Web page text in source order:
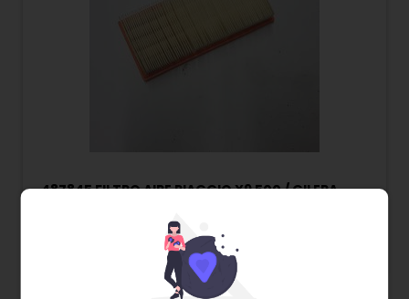
487845 FILTRO AIRE PIAGGIO X9 500 / GILERA